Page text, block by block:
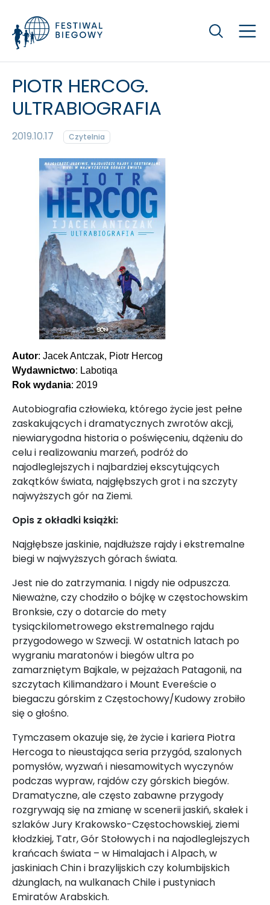
Szukaj
PIOTR HERCOG.
ULTRABIOGRAFIA
2019.10.17 Czytelnia
Autor: Jacek Antczak, Piotr Hercog
Wydawnictwo: Labotiqa
Rok wydania: 2019
Autobiografia człowieka, którego życie jest pełne
zaskakujących i dramatycznych zwrotów akcji,
niewiarygodna historia o poświęceniu, dążeniu do
celu i realizowaniu marzeń, podróż do
najodleglejszych i najbardziej ekscytujących
zakątków świata, najgłębszych grot i na szczyty
najwyższych gór na Ziemi.
Opis z okładki książki:
Najgłębsze jaskinie, najdłuższe rajdy i ekstremalne
biegi w najwyższych górach świata.
Jest nie do zatrzymania. I nigdy nie odpuszcza.
Nieważne, czy chodziło o bójkę w częstochowskim
Bronksie, czy o dotarcie do mety
tysiąckilometrowego ekstremalnego rajdu
przygodowego w Szwecji. W ostatnich latach po
wygraniu maratonów i biegów ultra po
zamarzniętym Bajkale, w pejzażach Patagonii, na
szczytach Kilimandżaro i Mount Evereście o
biegaczu górskim z Częstochowy/Kudowy zrobiło
się o głośno.
Tymczasem okazuje się, że życie i kariera Piotra
Hercoga to nieustająca seria przygód, szalonych
pomysłów, wyzwań i niesamowitych wyczynów
podczas wypraw, rajdów czy górskich biegów.
Dramatyczne, ale często zabawne przygody
rozgrywają się na zmianę w scenerii jaskiń, skałek i
szlaków Jury Krakowsko-Częstochowskiej, ziemi
kłodzkiej, Tatr, Gór Stołowych i na najodleglejszych
krańcach świata – w Himalajach i Alpach, w
jaskiniach Chin i brazylijskich czy kolumbijskich
dżunglach, na wulkanach Chile i pustyniach
Emiratów Arabskich.